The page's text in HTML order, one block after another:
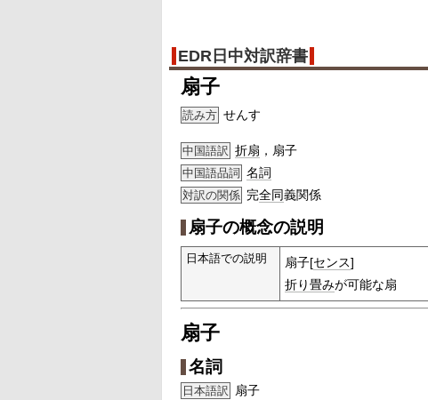
EDR日中対訳辞書
扇子
読み方 せんす
中国語訳 折扇 ，扇子
中国語品詞 名詞
対訳の関係 完全同義関係
扇子の概念の説明
日本語での説明 扇子[センス]
折り畳みが可能な扇
扇子
名詞
日本語訳 扇子